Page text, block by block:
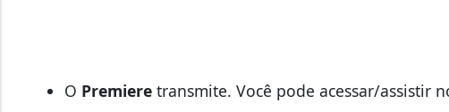
O Premiere transmite. Você pode acessar/assistir